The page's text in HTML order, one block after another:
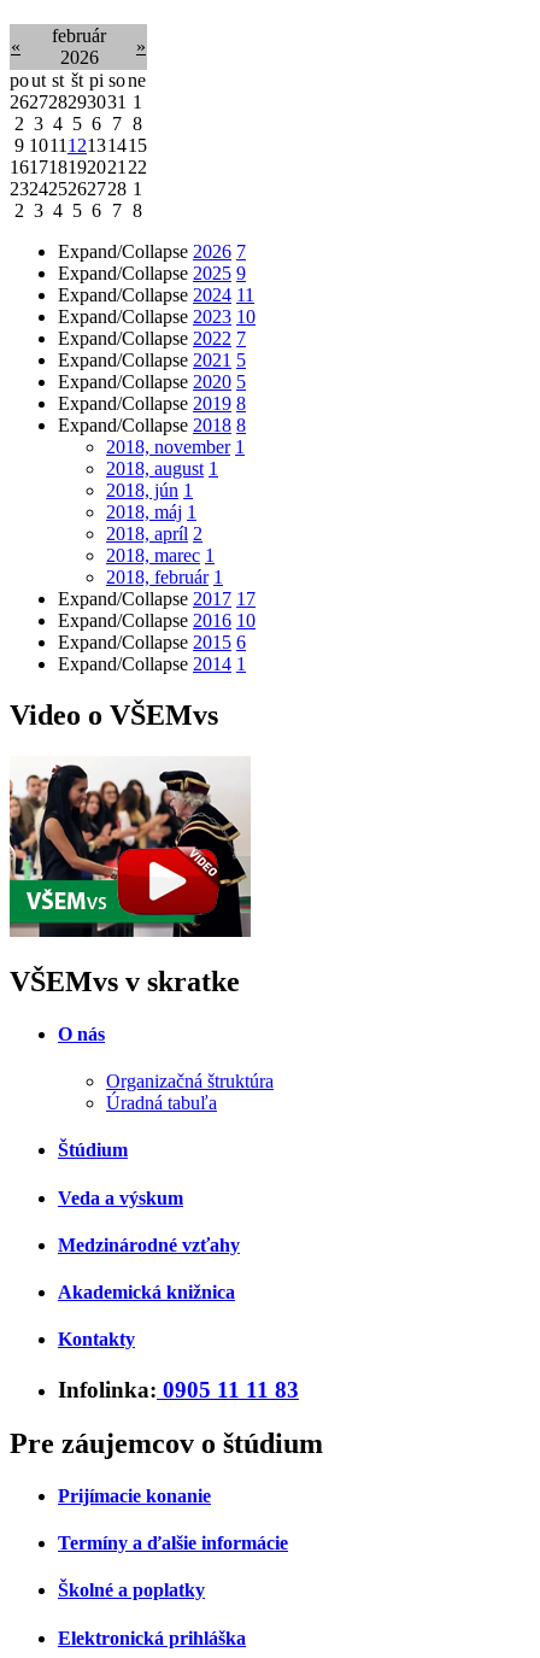
«
február
2026
»
pout st št pi sone
262728293031 1
2 3 4 5 6 7 8
9 1011 12131415
161718192021 22
232425262728 1
2 3 4 5 6 7 8
Expand/Collapse 2026 7
Expand/Collapse 2025 9
Expand/Collapse 2024 11
Expand/Collapse 2023 10
Expand/Collapse 2022 7
Expand/Collapse 2021 5
Expand/Collapse 2020 5
Expand/Collapse 2019 8
Expand/Collapse 2018 8
2018, november 1
2018, august 1
2018, jún 1
2018, máj 1
2018, apríl 2
2018, marec 1
2018, február 1
Expand/Collapse 2017 17
Expand/Collapse 2016 10
Expand/Collapse 2015 6
Expand/Collapse 2014 1
Video o VŠEMvs
VŠEMvs v skratke
O nás
Organizačná štruktúra
Úradná tabuľa
Štúdium
Veda a výskum
Medzinárodné vzťahy
Akademická knižnica
Kontakty
Infolinka: 0905 11 11 83
Pre záujemcov o štúdium
Prijímacie konanie
Termíny a ďalšie informácie
Školné a poplatky
Elektronická prihláška